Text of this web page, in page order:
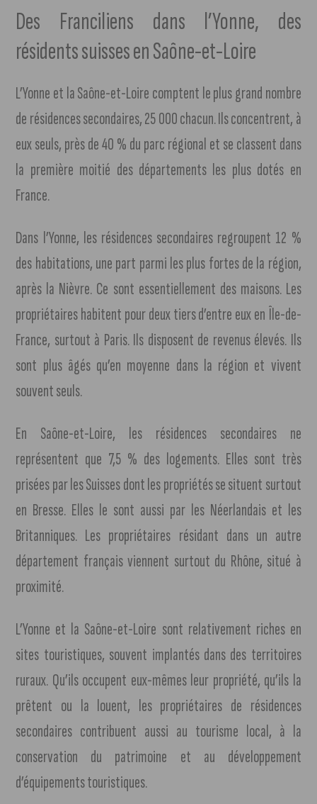
Des Franciliens dans l’Yonne, des
résidents suisses en Saône-et-Loire
L’Yonne et la Saône-et-Loire comptent le plus grand nombre
de résidences secondaires, 25 000 chacun. Ils concentrent, à
eux seuls, près de 40 % du parc régional et se classent dans
la première moitié des départements les plus dotés en
France.
Dans l’Yonne, les résidences secondaires regroupent 12 %
des habitations, une part parmi les plus fortes de la région,
après la Nièvre. Ce sont essentiellement des maisons. Les
propriétaires habitent pour deux tiers d’entre eux en Île-de-
France, surtout à Paris. Ils disposent de revenus élevés. Ils
sont plus âgés qu’en moyenne dans la région et vivent
souvent seuls.
En Saône-et-Loire, les résidences secondaires ne
représentent que 7,5 % des logements. Elles sont très
prisées par les Suisses dont les propriétés se situent surtout
en Bresse. Elles le sont aussi par les Néerlandais et les
Britanniques. Les propriétaires résidant dans un autre
département français viennent surtout du Rhône, situé à
proximité.
L’Yonne et la Saône-et-Loire sont relativement riches en
sites touristiques, souvent implantés dans des territoires
ruraux. Qu’ils occupent eux-mêmes leur propriété, qu’ils la
prêtent ou la louent, les propriétaires de résidences
secondaires contribuent aussi au tourisme local, à la
conservation du patrimoine et au développement
d’équipements touristiques.